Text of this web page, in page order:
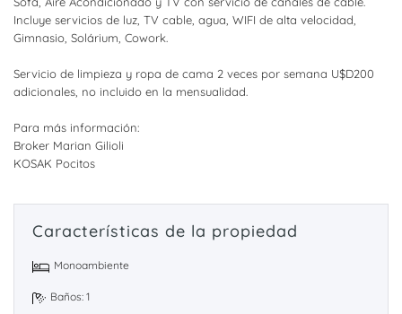
Incluye servicios de luz, TV cable, agua, WIFI de alta velocidad,
Gimnasio, Solárium, Cowork.
Servicio de limpieza y ropa de cama 2 veces por semana U$D200
adicionales, no incluido en la mensualidad.
Para más información:
Broker Marian Gilioli
KOSAK Pocitos
Características de la propiedad
Monoambiente
Baños: 1